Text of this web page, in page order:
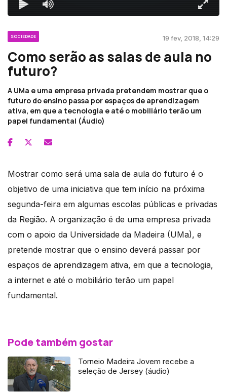
SOCIEDADE 19 fev, 2018, 14:29
Como serão as salas de aula no
futuro?
A UMa e uma empresa privada pretendem mostrar que o
futuro do ensino passa por espaços de aprendizagem
ativa, em que a tecnologia e até o mobiliário terão um
papel fundamental (Áudio)
Mostrar como será uma sala de aula do futuro é o
objetivo de uma iniciativa que tem início na próxima
segunda-feira em algumas escolas públicas e privadas
da Região. A organização é de uma empresa privada
com o apoio da Universidade da Madeira (UMa), e
pretende mostrar que o ensino deverá passar por
espaços de aprendizagem ativa, em que a tecnologia,
a internet e até o mobiliário terão um papel
fundamental.
Pode também gostar
Torneio Madeira Jovem recebe a
seleção de Jersey (áudio)